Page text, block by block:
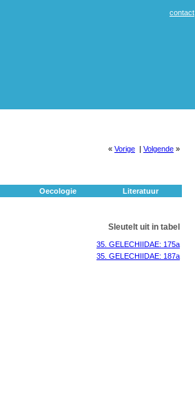
contact
« Vorige | Volgende »
Oecologie Literatuur
Sleutelt uit in tabel
35. GELECHIIDAE: 175a
35. GELECHIIDAE: 187a